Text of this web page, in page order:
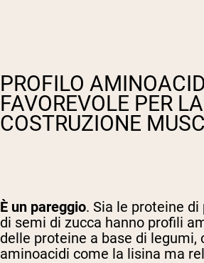
PROFILO
FAVOREVOLE PER LA
COSTRUZIONE
È un pareggio. Sia le proteine
di semi di zucca hanno profili
delle proteine a base di legumi,
aminoacidi come la lisina ma